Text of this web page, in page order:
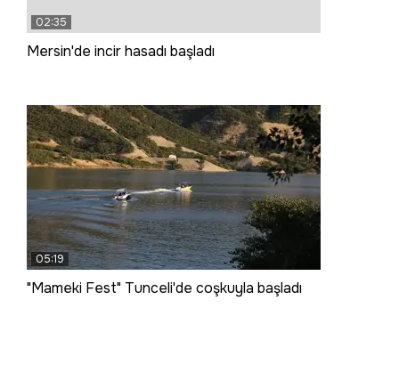
02:35
Mersin'de incir hasadı başladı
05:19
"Mameki Fest" Tunceli'de coşkuyla başladı